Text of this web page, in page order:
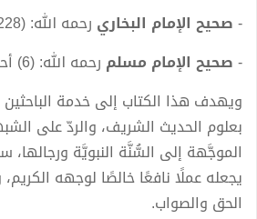
-صحيح الإمام البخاري رحمه الله: (228) حديثًا.
-صحيح الإمام مسلم رحمه الله: (6) أحاديث فقط.
ويهدف هذا الكتاب إلى خدمة الباحثين
بعلوم الحديث الشريف، والردّ على
الموجَّهة إلى السُّنَّة النبويَّة ورجالها،
يجعله عملًا نافعًا خالصًا لوجهه
الحق والصواب.